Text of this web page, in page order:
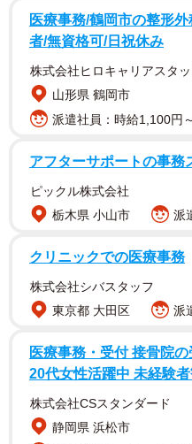
医療事務/鶴岡市の整形
者/無資格可/日祝休み
株式会社ヒロキャリアスタ
山形県 鶴岡市
派遣社員：時給1,100円
アフターサポートの事務
ピックル株式会社
栃木県 小山市
派
クリニックでの医療事務
株式会社シバスタッフ
東京都 大田区
派
医療事務・受付 接骨院
20代女性活躍中 未経験
株式会社CSスタンダード
静岡県 浜松市